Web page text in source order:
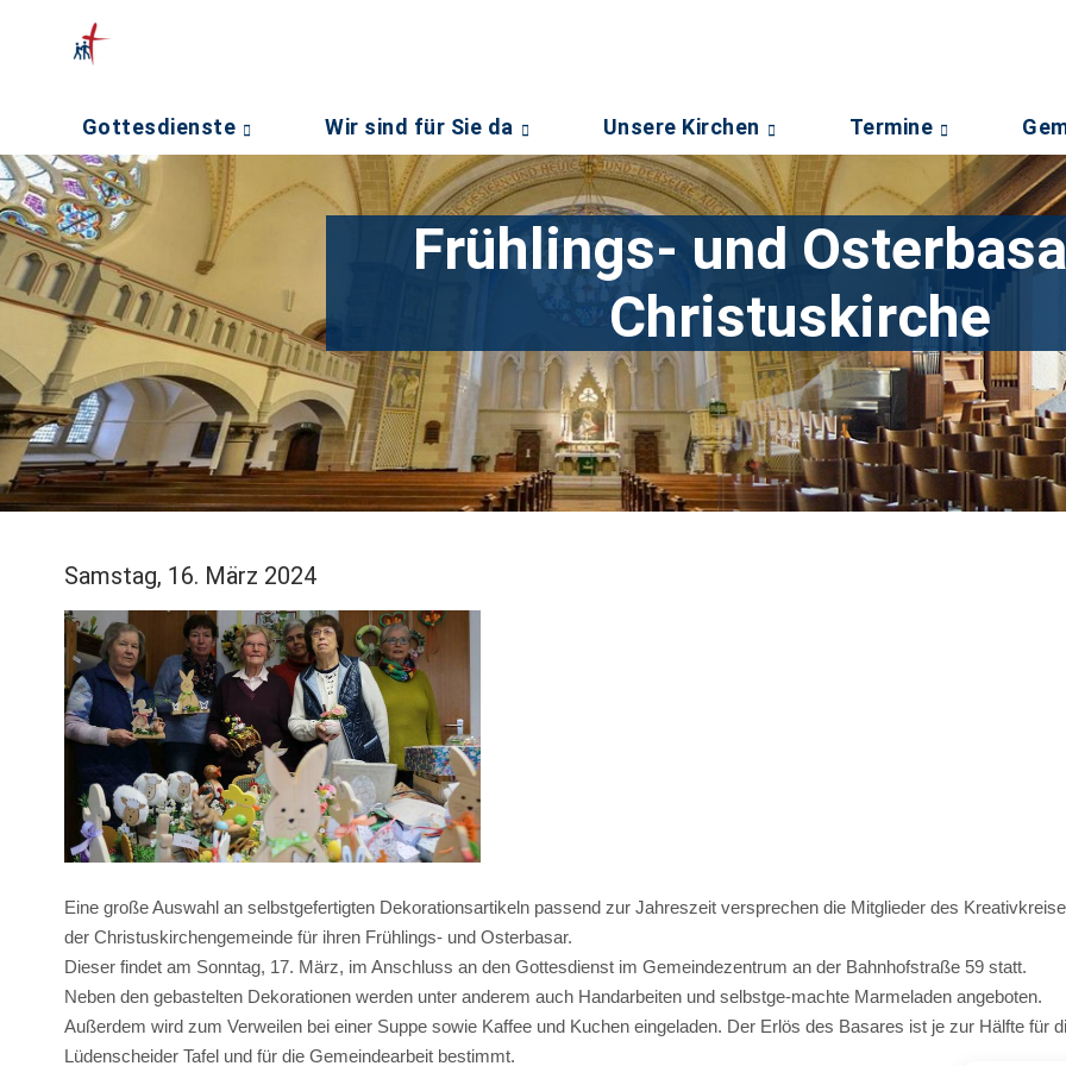
Gottesdienste Wir sind für Sie da Unsere Kirchen Termine
Frühlings- und
Christuskirche
Samstag, 16. März 2024
Eine große Auswahl an selbstgefertigten Dekorationsartikeln passend zur Jahreszeit versprechen die Mitglieder des
der Christuskirchengemeinde für ihren Frühlings- und Osterbasar.
Dieser findet am Sonntag, 17. März, im Anschluss an den Gottesdienst im Gemeindezentrum an der Bahnhofstraße 59 statt.
Neben den gebastelten Dekorationen werden unter anderem auch Handarbeiten und selbstge-machte Marmeladen angeboten.
Außerdem wird zum Verweilen bei einer Suppe sowie Kaffee und Kuchen eingeladen. Der Erlös des Basares ist je zur Hälfte für
Lüdenscheider Tafel und für die Gemeindearbeit bestimmt.